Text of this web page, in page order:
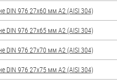
DIN 976 27х60 мм А2 (AISI 304)
DIN 976 27х65 мм А2 (AISI 304)
DIN 976 27х70 мм А2 (AISI 304)
DIN 976 27х75 мм А2 (AISI 304)